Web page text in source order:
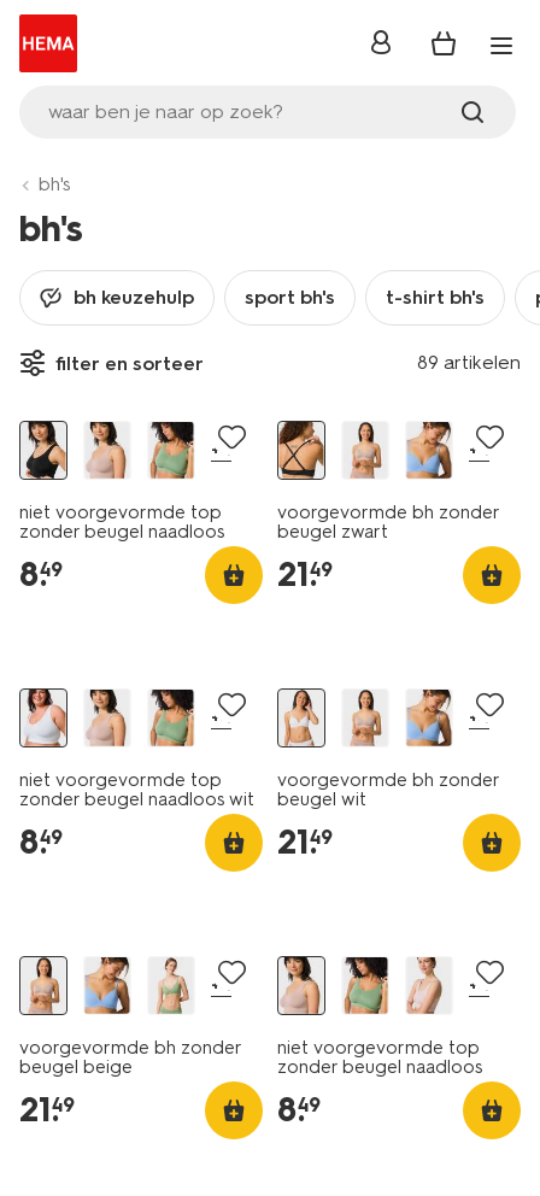
waar ben je naar op zoek?
inloggen
bh's
bh's
bh keuzehulp sport bh's t-shirt bh's
filter en sorteer 89 artikelen
30% korting
+4
niet voorgevormde top
zonder beugel naadloos
8.
49
+4
voorgevormde bh zonder
beugel zwart
21.
49
+4
niet voorgevormde top
zonder beugel naadloos wit
8.
49
+4
voorgevormde bh zonder
beugel wit
21.
49
+4
voorgevormde bh zonder
beugel beige
21.
49
+4
niet voorgevormde top
zonder beugel naadloos
8.
49